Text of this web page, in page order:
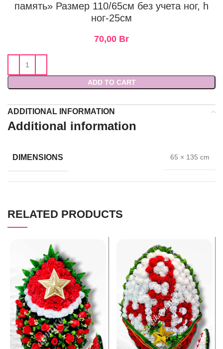
память» Размер 110/65см без учета ног, h
ног-25см
70,00 Br
ADD TO CART
ADDITIONAL INFORMATION
Additional information
DIMENSIONS 65 × 135 cm
RELATED PRODUCTS